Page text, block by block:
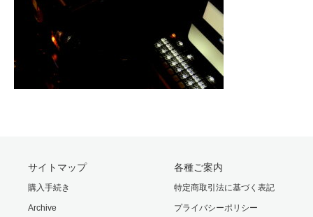
サイトマップ
購入手続き
Archive
各種ご案内
特定商取引法に基づく表記
プライバシーポリシー